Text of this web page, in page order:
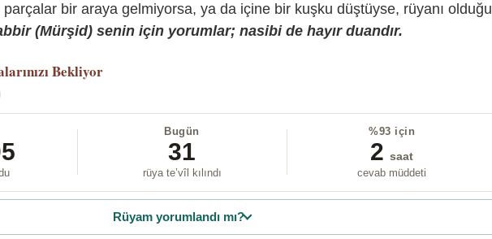
parçalar bir araya gelmiyorsa, ya da içine bir kuşku düştüyse, rüyanı olduğu
(Mürşid) senin için yorumlar; nasibi de hayır duandır.
Bekliyor
Bugün
31
rüya te’vîl kılındı
%93 için
2 saat
cevab müddeti
Rüyam yorumlandı mı?